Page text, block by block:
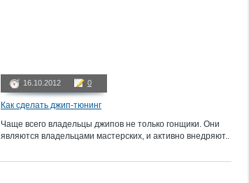
16.10.2012 0
Как сделать джип-тюнинг
Чаще всего владельцы джипов не только гонщики. Они
являются владельцами мастерских, и активно внедряют..